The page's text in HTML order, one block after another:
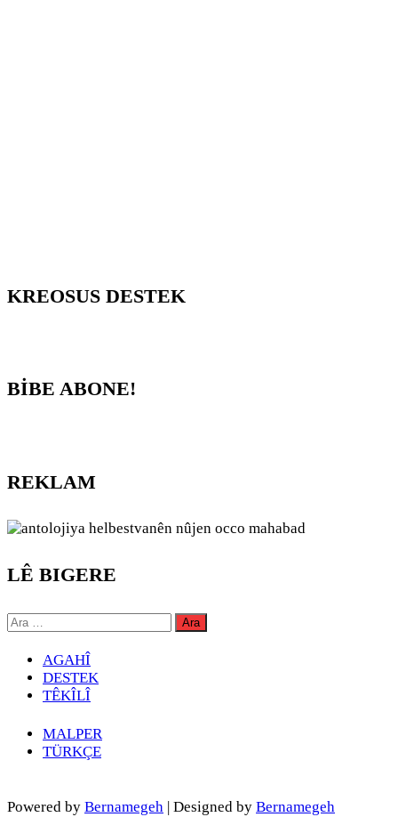
KREOSUS DESTEK
BİBE ABONE!
REKLAM
LÊ BIGERE
Arama:
AGAHÎ
DESTEK
TÊKÎLÎ
MALPER
TÜRKÇE
Powered by Bernamegeh | Designed by Bernamegeh